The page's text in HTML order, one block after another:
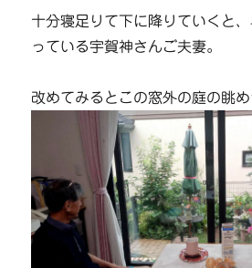
十分寝足りて下に降りていくと
っている宇賀神さんご夫妻。
改めてみるとこの窓外の庭の眺め